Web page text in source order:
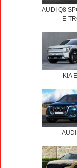
AUDI Q8
E-
KIA